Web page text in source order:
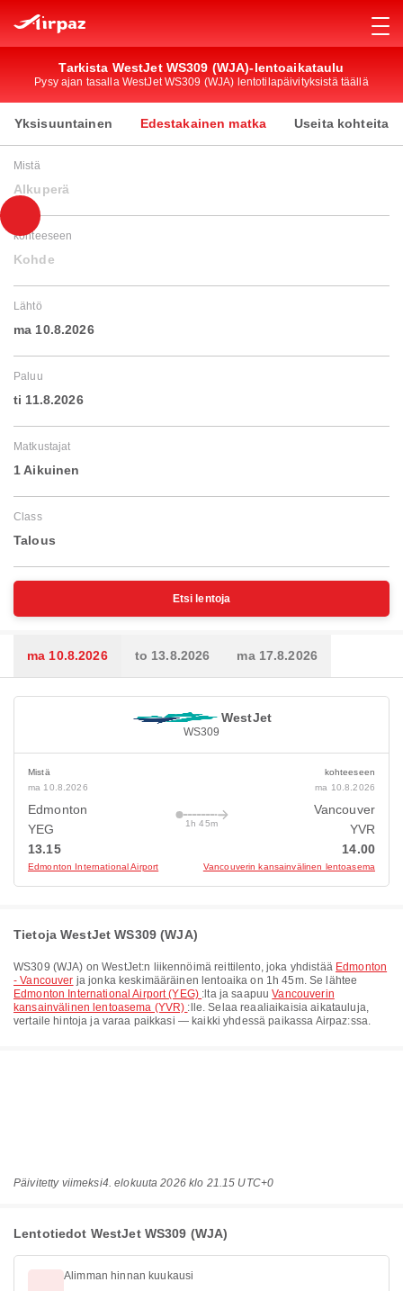
Tarkista WestJet WS309 (WJA)-lentoaikataulu
Pysy ajan tasalla WestJet WS309 (WJA) lentotilapäivityksistä täällä
Yksisuuntainen Edestakainen matka Useita kohteita
Mistä
Alkuperä
kohteeseen
Kohde
Lähtö
ma 10.8.2026
Paluu
ti 11.8.2026
Matkustajat
1 Aikuinen
Class
Talous
Etsi lentoja
ma 10.8.2026 to 13.8.2026 ma 17.8.2026
WestJet
WS309
Mistä
ma 10.8.2026
Edmonton
YEG
13.15
Edmonton International Airport
1h 45m
kohteeseen
ma 10.8.2026
Vancouver
YVR
14.00
Vancouverin kansainvälinen lentoasema
Tietoja WestJet WS309 (WJA)
WS309 (WJA) onWestJet:n liikennöimä reittilento, joka yhdistää Edmonton
- Vancouver ja jonka keskimääräinen lentoaika on 1h 45m. Se lähtee
Edmonton International Airport (YEG) :lta ja saapuuVancouverin
kansainvälinen lentoasema (YVR) :lle. Selaa reaaliaikaisia aikatauluja,
vertaile hintoja ja varaa paikkasi — kaikki yhdessä paikassa Airpaz:ssa.
Päivitetty viimeksi4. elokuuta 2026 klo 21.15 UTC+0
Lentotiedot WestJet WS309 (WJA)
Alimman hinnan kuukausi